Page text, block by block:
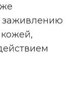
заживлению